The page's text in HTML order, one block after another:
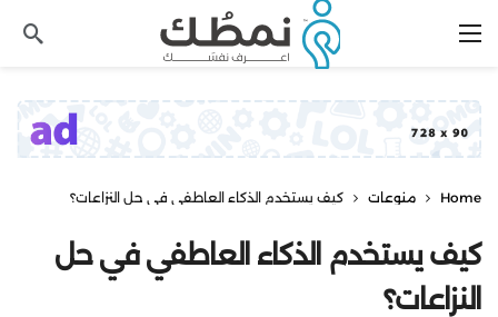
Home منوعات كيف يستخدم الذكاء العاطفي في حل النزاعات؟
كيف يستخدم الذكاء العاطفي في حل
النزاعات؟